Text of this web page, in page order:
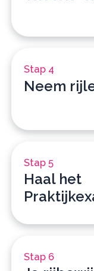
Stap 4
Neem
Stap 5
Haal het
Stap 6